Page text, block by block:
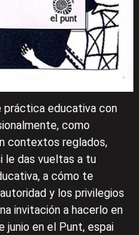
práctica educativa con
como
contextos reglados,
le das vueltas a tu
a cómo te
y los privilegios
invitación a hacerlo en
junio en el Punt, espai